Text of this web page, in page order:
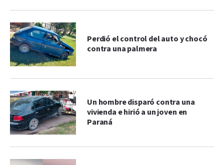
Perdió el control del auto y chocó
contra una palmera
Un hombre disparó contra una
vivienda e hirió a un joven en
Paraná